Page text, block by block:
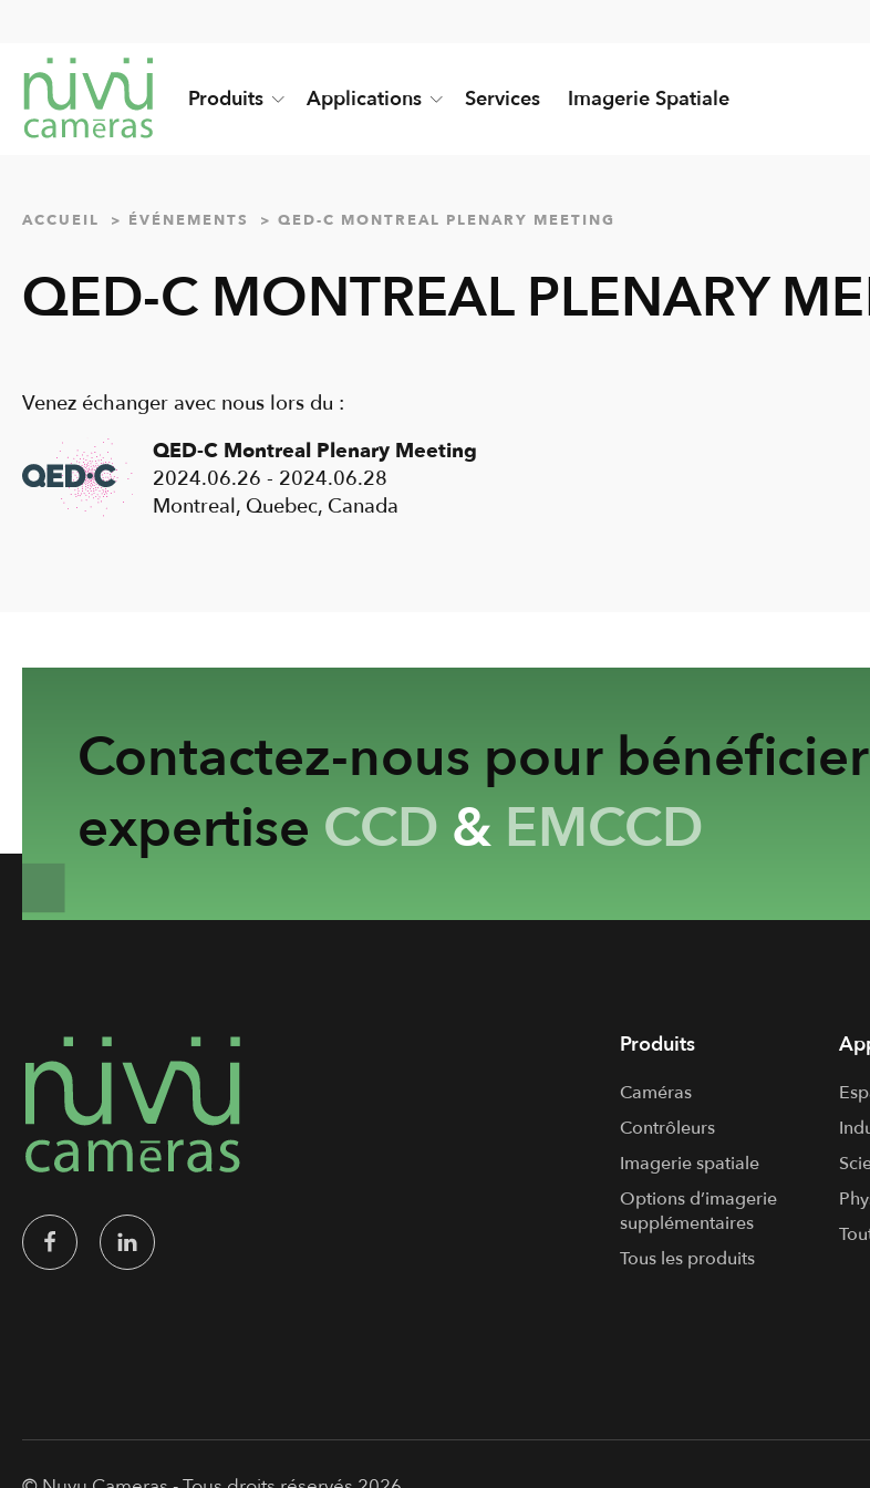
Produits Applications Services Imagerie Spatiale
ACCUEIL ÉVÉNEMENTS QED-C MONTREAL PLENARY MEETING
QED-C MONTREAL PLENARY
Venez échanger avec nous lors du :
QED-C Montreal Plenary Meeting
2024.06.26 - 2024.06.28
Montreal, Quebec, Canada
Contactez-nous pour
expertise CCD & EMCCD
Produits
Caméras
Contrôleurs
Imagerie spatiale
Options d’imagerie
supplémentaires
Tous les produits